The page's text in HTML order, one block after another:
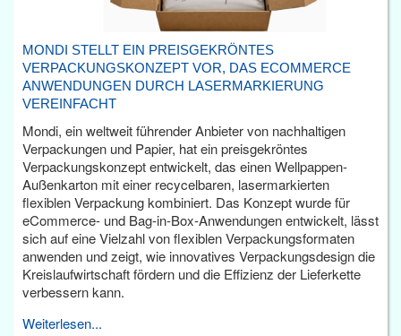
MONDI STELLT EIN PREISGEKRÖNTES
VERPACKUNGSKONZEPT VOR, DAS ECOMMERCE
ANWENDUNGEN DURCH LASERMARKIERUNG
VEREINFACHT
Mondi, ein weltweit führender Anbieter von nachhaltigen
Verpackungen und Papier, hat ein preisgekröntes
Verpackungskonzept entwickelt, das einen Wellpappen-
Außenkarton mit einer recycelbaren, lasermarkierten
flexiblen Verpackung kombiniert. Das Konzept wurde für
eCommerce- und Bag-in-Box-Anwendungen entwickelt, lässt
sich auf eine Vielzahl von flexiblen Verpackungsformaten
anwenden und zeigt, wie innovatives Verpackungsdesign die
Kreislaufwirtschaft fördern und die Effizienz der Lieferkette
verbessern kann.
Weiterlesen...